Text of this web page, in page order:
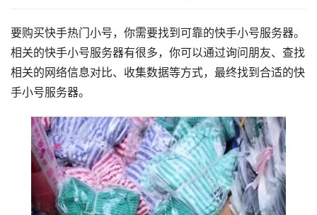
要购买快手热门小号，你需要找到可靠的快手小号服务器。
相关的快手小号服务器有很多，你可以通过询问朋友、查找
相关的网络信息对比、收集数据等方式，最终找到合适的快
手小号服务器。